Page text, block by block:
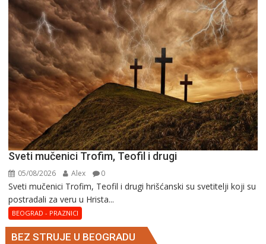
Sveti mučenici Trofim, Teofil i drugi
05/08/2026 Alex 0
Sveti mučenici Trofim, Teofil i drugi hrišćanski su svetitelji koji su
postradali za veru u Hrista...
BEOGRAD - PRAZNICI
BEZ STRUJE U BEOGRADU